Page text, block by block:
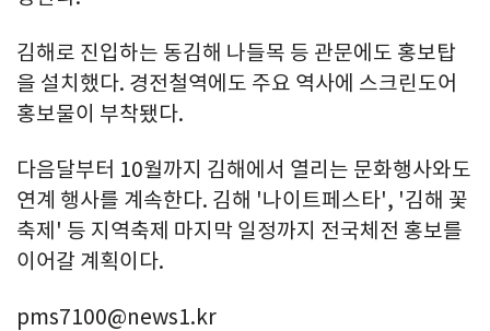
김해로 진입하는 동김해 나들목 등 관문에도 홍보탑
을 설치했다. 경전철역에도 주요 역사에 스크린도어
홍보물이 부착됐다.
다음달부터 10월까지 김해에서 열리는 문화행사와도
연계 행사를 계속한다. 김해 '나이트페스타', '김해 꽃
축제' 등 지역축제 마지막 일정까지 전국체전 홍보를
이어갈 계획이다.
pms7100@news1.kr